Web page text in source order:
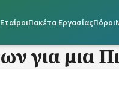
ΕταίροιΠακέτα ΕργασίαςΠόροι
για μια